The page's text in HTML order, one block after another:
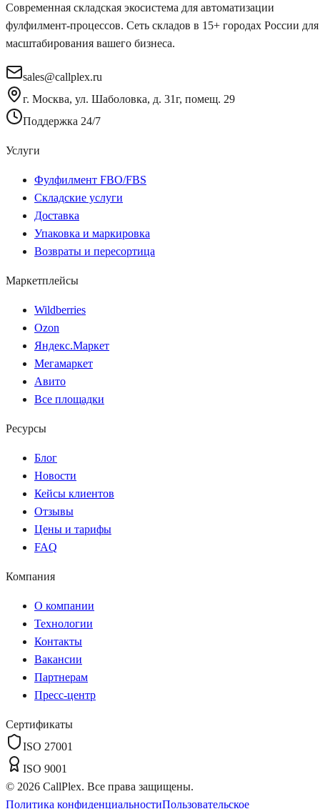
Современная складская экосистема для автоматизации
фулфилмент-процессов. Сеть складов в 15+ городах России для
масштабирования вашего бизнеса.
sales@callplex.ru
г. Москва, ул. Шаболовка, д. 31г, помещ. 29
Поддержка 24/7
Услуги
Фулфилмент FBO/FBS
Складские услуги
Доставка
Упаковка и маркировка
Возвраты и пересортица
Маркетплейсы
Wildberries
Ozon
Яндекс.Маркет
Мегамаркет
Авито
Все площадки
Ресурсы
Блог
Новости
Кейсы клиентов
Отзывы
Цены и тарифы
FAQ
Компания
О компании
Технологии
Контакты
Вакансии
Партнерам
Пресс-центр
Сертификаты
ISO 27001
ISO 9001
© 2026 CallPlex. Все права защищены.
Политика конфиденциальностиПользовательское